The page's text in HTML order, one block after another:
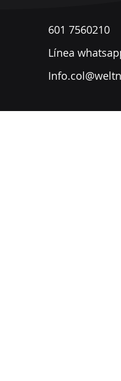
601 7560210
​Línea